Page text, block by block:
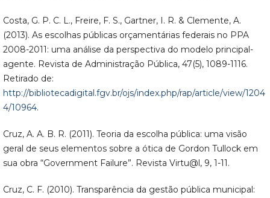
Costa, G. P. C. L., Freire, F. S., Gartner, I. R. & Clemente, A.
(2013). As escolhas públicas orçamentárias federais no PPA
2008-2011: uma análise da perspectiva do modelo principal-
agente. Revista de Administração Pública, 47(5), 1089-1116.
Retirado de:
http://bibliotecadigital.fgv.br/ojs/index.php/rap/article/view/1204
4/10964.
Cruz, A. A. B. R. (2011). Teoria da escolha pública: uma visão
geral de seus elementos sobre a ótica de Gordon Tullock em
sua obra “Government Failure”. Revista Virtu@l, 9, 1-11.
Cruz, C. F. (2010). Transparência da gestão pública municipal: